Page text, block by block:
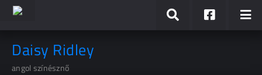
Daisy Ridley
angol színésznő